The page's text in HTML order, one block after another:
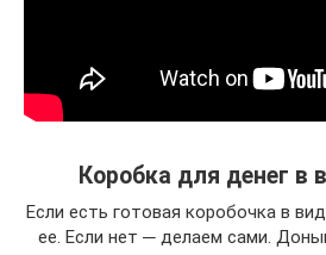
Коробка для денег в
Если есть готовая коробочка в
ее. Если нет ─ делаем сами.